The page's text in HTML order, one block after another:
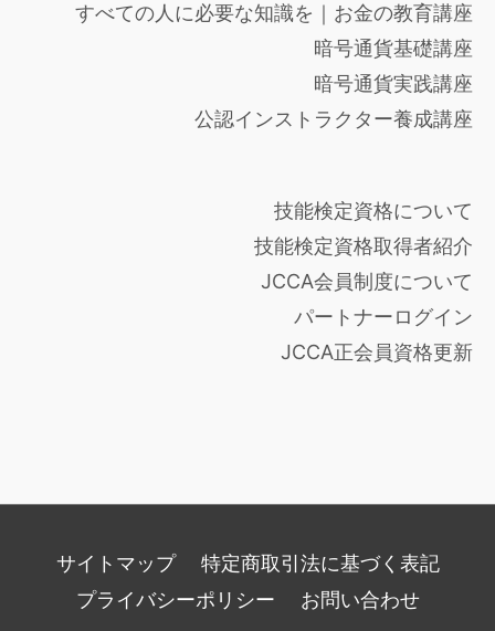
すべての人に必要な知識を｜お金の教育講座
暗号通貨基礎講座
暗号通貨実践講座
公認インストラクター養成講座
技能検定資格について
技能検定資格取得者紹介
JCCA会員制度について
パートナーログイン
JCCA正会員資格更新
サイトマップ
特定商取引法に基づく表記
プライバシーポリシー
お問い合わせ